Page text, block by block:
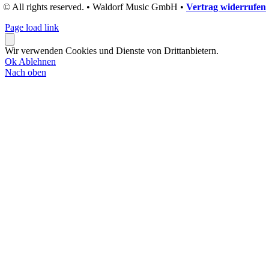
© All rights reserved. • Waldorf Music GmbH • Vertrag widerrufen
Page load link
Wir verwenden Cookies und Dienste von Drittanbietern.
Ok Ablehnen
Nach oben